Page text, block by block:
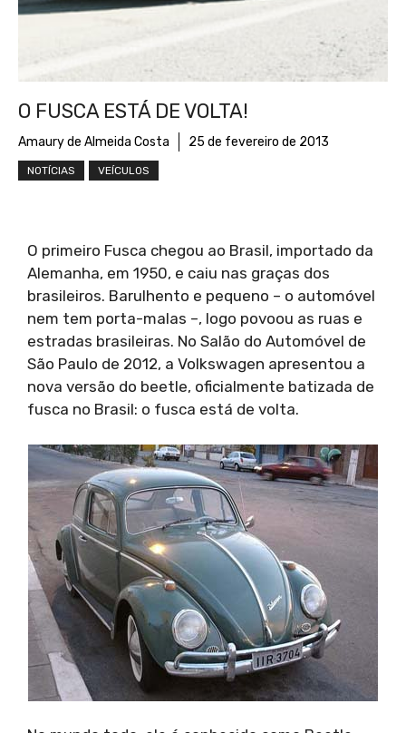
O FUSCA ESTÁ DE VOLTA!
Amaury de Almeida Costa 25 de fevereiro de 2013
NOTÍCIAS VEÍCULOS
O primeiro Fusca chegou ao Brasil, importado da
Alemanha, em 1950, e caiu nas graças dos
brasileiros. Barulhento e pequeno – o automóvel
nem tem porta-malas –, logo povoou as ruas e
estradas brasileiras. No Salão do Automóvel de
São Paulo de 2012, a Volkswagen apresentou a
nova versão do beetle, oficialmente batizada de
fusca no Brasil: o fusca está de volta.